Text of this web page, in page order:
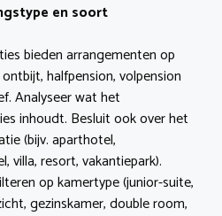
en soort
bieden arrangementen op
halfpension, volpension
Analyseer wat het
inhoudt. Besluit ook over het
(bijv. aparthotel,
villa, resort, vakantiepark).
op kamertype (junior-suite,
gezinskamer, double room,